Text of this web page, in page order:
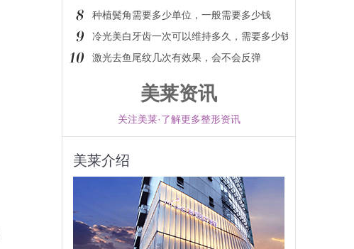
种植鬓角需要多少单位，一般需要多少钱
冷光美白牙齿一次可以维持多久，需要多少钱
激光去鱼尾纹几次有效果，会不会反弹
美莱资讯
关注美莱·了解更多整形资讯
美莱介绍